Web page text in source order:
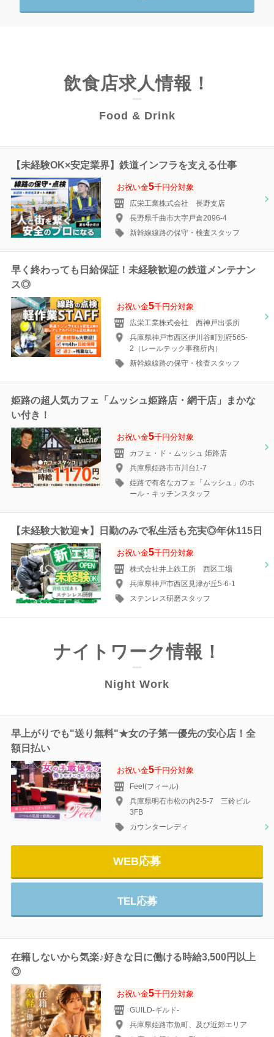
飲食店求人情報！
Food & Drink
【未経験OK×安定業界】鉄道インフラを支える仕事
お祝い金5千円分対象
広栄工業株式会社 長野支店
長野県千曲市大字戸倉2096-4
新幹線線路の保守・検査スタッフ
早く終わっても日給保証！未経験歓迎の鉄道メンテナン
ス◎
お祝い金5千円分対象
広栄工業株式会社 西神戸出張所
兵庫県神戸市西区伊川谷町別府565-
2（レールテック事務所内）
新幹線線路の保守・検査スタッフ
姫路の超人気カフェ「ムッシュ姫路店・網干店」まかな
い付き！
お祝い金5千円分対象
カフェ・ド・ムッシュ 姫路店
兵庫県姫路市市川台1-7
姫路で有名なカフェ「ムッシュ」のホ
ール・キッチンスタッフ
【未経験大歓迎★】日勤のみで私生活も充実◎年休115日
お祝い金5千円分対象
株式会社井上鉄工所 西区工場
兵庫県神戸市西区見津が丘5-6-1
ステンレス研磨スタッフ
ナイトワーク情報！
Night Work
早上がりでも"送り無料"★女の子第一優先の安心店！全
額日払い
お祝い金5千円分対象
Feel(フィール)
兵庫県明石市松の内2-5-7 三鈴ビル
3FB
カウンターレディ
WEB応募
TEL応募
在籍しないから気楽♪好きな日に働ける時給3,500円以上
◎
お祝い金5千円分対象
GUILD-ギルド‐
兵庫県姫路市魚町、及び近郊エリア